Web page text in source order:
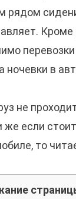
рядом
Кроме
ночевки в
не
же если
то